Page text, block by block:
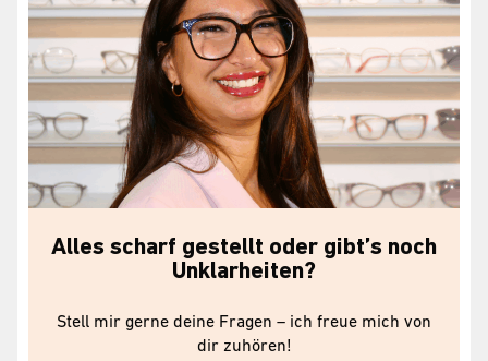
Alles scharf gestellt oder gibt’s noch
Unklarheiten?
Stell mir gerne deine Fragen – ich freue mich von
dir zuhören!